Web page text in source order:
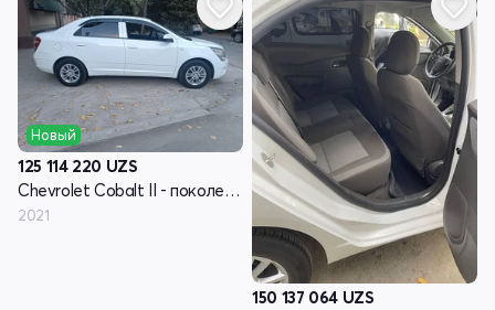
Новый
125 114 220 UZS
Chevrolet Cobalt II - поколение рестайлинг
2021
150 137 064 UZS